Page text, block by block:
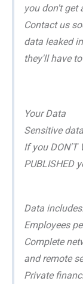
you don't get
Contact us
data leaked
they'll have
Your Data
Sensitive
If you DON'T
PUBLISHED
Data
Employees
Complete
and remote
Private